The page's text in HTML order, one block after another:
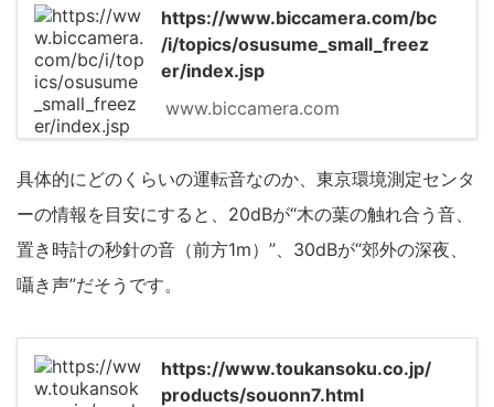
https://www.biccamera.com/bc
/i/topics/osusume_small_freez
er/index.jsp
www.biccamera.com
具体的にどのくらいの運転音なのか、東京環境測定センタ
ーの情報を目安にすると、20dBが“木の葉の触れ合う音、
置き時計の秒針の音（前方1m）”、30dBが“郊外の深夜、
囁き声”だそうです。
https://www.toukansoku.co.jp/
products/souonn7.html